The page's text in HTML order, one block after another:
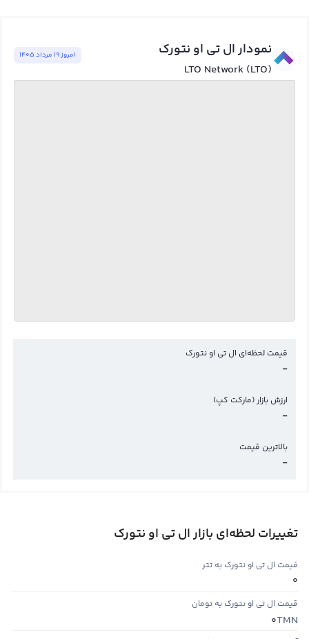
نمودار ال تی او نتورک
LTO Network (LTO)
امروز ١٩ مرداد ١٤٠٥
قیمت لحظه‌ای ال تی او نتورک
-
ارزش بازار (مارکت کپ)
-
بالاترین قیمت
-
تغییرات لحظه‌ای بازار ال تی او نتورک
قیمت ال تی او نتورک به تتر
0
قیمت ال تی او نتورک به تومان
TMN
0